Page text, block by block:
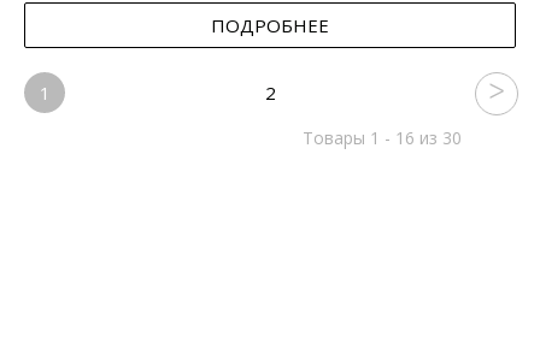
ПОДРОБНЕЕ
1 2
Товары 1 - 16 из 30